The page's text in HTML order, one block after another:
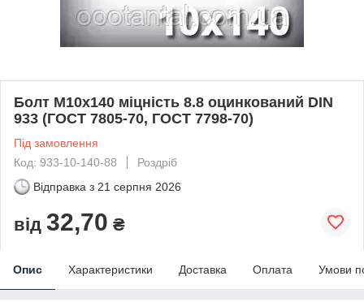
Болт М10х140 міцність 8.8 оцинкований DIN
933 (ГОСТ 7805-70, ГОСТ 7798-70)
Під замовлення
Код: 933-10-140-88
Роздріб
Відправка з 21 серпня 2026
від 32,70 ₴
Опис Характеристики Доставка Оплата Умови